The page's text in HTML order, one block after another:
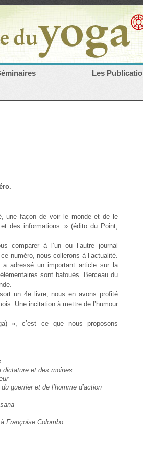
Les
une façon de voir le monde et de le
des informations. » (édito du Point,
comparer à l’un ou l’autre journal
numéro, nous collerons à l’actualité.
adressé un important article sur la
sont bafoués. Berceau du
un 4e livre, nous en avons profité
Une incitation à mettre de l’humour
», c’est ce que nous proposons
dictature et des moines
guerrier et de l’homme d’action
Françoise Colombo